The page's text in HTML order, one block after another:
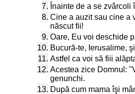
7. Înainte de a se
8. Cine a auzit sau cine a
născut fii!
9. Oare, Eu voi deschide
10. Bucură-te, Ierusalime,
11. Astfel ca voi să fiii
12. Acestea zice Domnul:
genunchi.
13. După cum mama îşi